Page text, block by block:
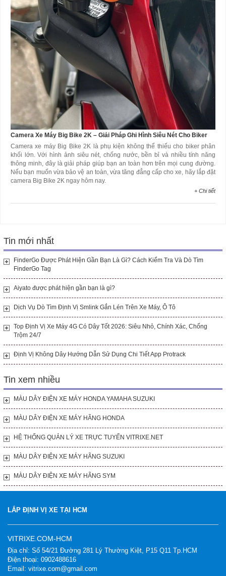
Camera Xe Máy Big Bike 2K – Giải Pháp Ghi Hình Siêu Nét Cho Biker
Camera xe máy Big Bike 2K là phụ kiện không thể thiếu cho biker phân
khối lớn. Với hình ảnh siêu nét, chống nước, bền bỉ và nhiều tính năng
thông minh, đây là giải pháp giúp bạn an toàn hơn trên mọi cung đường.
Nếu bạn muốn vừa bảo vệ an toàn, vừa tăng đẳng cấp cho xe, hãy lắp đặt
camera Big Bike 2K ngay hôm nay.
+ Chi tiết
Tin mới nhất
FinderGo Được Phát Hiện Gần Bạn Là Gì? Cách Kiểm Tra Và Dò Tìm
FinderGo Tag
Aiyato được phát hiện gần bạn là gì?
Dịch Vụ Dò Tìm Định Vị Smlink Gắn Lén Trên Xe Máy, Ô Tô
Top Định Vị Xe Máy 4G Có Dây Tốt 2026: Siêu Nhỏ, Chính Xác, Chống
Trộm 24/7
Định Vị Không Dây Hướng Dẫn Sử Dụng Chi Tiết App Protrack
Tin xem nhiều
MÀU DÂY ĐIỆN XE MÁY HONDA YAMAHA SUZUKI
MÀU DÂY ĐIỆN XE MÁY HÃNG HONDA
HỆ THỐNG QUẢN LÝ XE TRỰC TUYẾN VITRIXE.NET
MÀU DÂY ĐIỆN XE MÁY HÃNG SUZUKI
MÀU DÂY ĐIỆN XE MÁY HÃNG SYM
LẮP ĐỊNH VỊ XE TẠI HCM
VITRIXE.COM-HCM
Địa chỉ: Số 54/21 Đường 281 Lý Thường Kiệt, P15 Q11 Tp.HCM
Điện thoại: 0902488616
Email: vitrixe.com@gmail.com